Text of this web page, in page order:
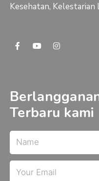
Kesehatan, Kelestarian
F
a
k
-
f
Y
o
I
n
a
m
Terbaru kami
Name
Email